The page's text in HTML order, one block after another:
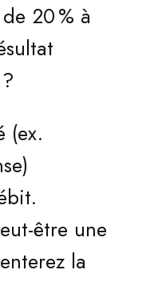
de 20 % à
(ex.
être une
la